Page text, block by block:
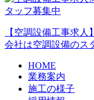
【空調設備工事求
会社は空調設備のス
HOME
業務案内
施工の様子